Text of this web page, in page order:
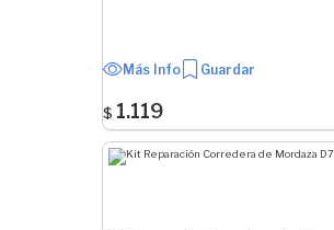
Más Info Guardar
$ 1.119